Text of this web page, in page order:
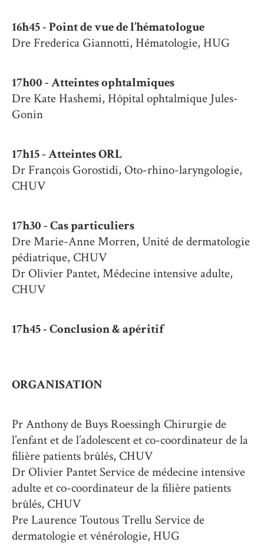
16h45 -Point de vue de l’hématologue
Dre Frederica Giannotti, Hématologie, HUG
17h00 -Atteintes ophtalmiques
Dre Kate Hashemi, Hôpital ophtalmique Jules-
Gonin
17h15 -Atteintes ORL
Dr François Gorostidi, Oto-rhino-laryngologie,
CHUV
17h30 -Cas particuliers
Dre Marie-Anne Morren, Unité de dermatologie
pédiatrique, CHUV
Dr Olivier Pantet, Médecine intensive adulte,
CHUV
17h45 - Conclusion & apéritif
ORGANISATION
Pr Anthony de Buys Roessingh Chirurgie de
l’enfant et de l’adolescent et co-coordinateur de la
filière patients brûlés, CHUV
Dr Olivier Pantet Service de médecine intensive
adulte et co-coordinateur de la filière patients
brûlés, CHUV
Pre Laurence Toutous Trellu Service de
dermatologie et vénérologie, HUG